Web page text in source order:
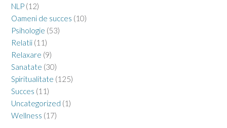
NLP (12)
Oameni de succes (10)
Psihologie (53)
Relatii (11)
Relaxare (9)
Sanatate (30)
Spiritualitate (125)
Succes (11)
Uncategorized (1)
Wellness (17)